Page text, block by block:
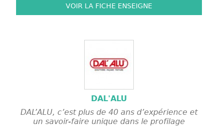
VOIR LA FICHE ENSEIGNE
DAL'ALU
DAL’ALU, c’est plus de 40 ans d’expérience et
un savoir-faire unique dans le profilage